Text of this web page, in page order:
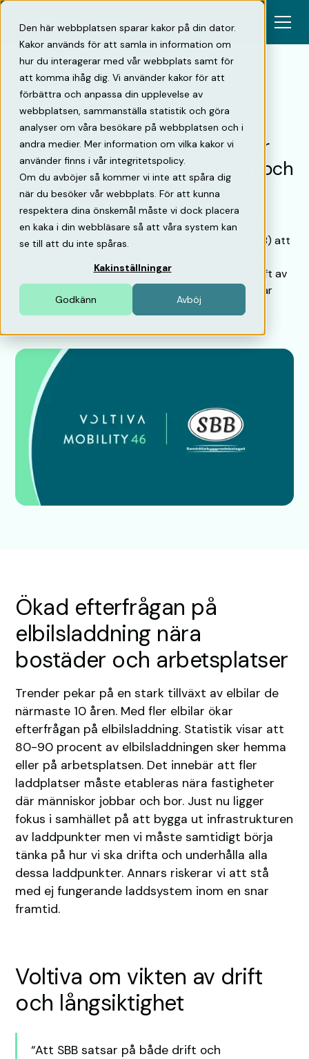
Den här webbplatsen sparar kakor på din dator.
Kakor används för att samla in information om
hur du interagerar med vår webbplats samt för
att komma ihåg dig. Vi använder kakor för att
förbättra och anpassa din upplevelse av
webbplatsen, sammanställa statistik och göra
analyser om våra besökare på webbplatsen och i
andra medier. Mer information om vilka kakor vi
använder finns i vår integritetspolicy.
Om du avböjer så kommer vi inte att spåra dig
när du besöker vår webbplats. För att kunna
respektera dina önskemål måste vi dock placera
en kaka i din webbläsare så att våra system kan
se till att du inte spåras.
Kakinställningar
Godkänn Avböj
Tillbaka
Voltiva och Mobility46 tecknar
avtal med SBB för installation och
drift av 40 000 laddpunkter
Som en del av sin hållbarhetsvision 2030 planerar
Samhällsbyggnadsbolaget i Norden AB (publ) (SBB) att
närmsta åren. Som partner för installation och drift av
elbilsladdning samt digital parkeringsförvaltning har
SBB tecknat ett avtal med Voltiva och Mobility46.
Ökad efterfrågan på
elbilsladdning nära
bostäder och arbetsplatser
Trender pekar på en stark tillväxt av elbilar de
närmaste 10 åren. Med fler elbilar ökar
efterfrågan på elbilsladdning. Statistik visar att
80-90 procent av elbilsladdningen sker hemma
eller på arbetsplatsen. Det innebär att fler
laddplatser måste etableras nära fastigheter
där människor jobbar och bor. Just nu ligger
fokus i samhället på att bygga ut infrastrukturen
av laddpunkter men vi måste samtidigt börja
tänka på hur vi ska drifta och underhålla alla
dessa laddpunkter. Annars riskerar vi att stå
med ej fungerande laddsystem inom en snar
framtid.
Voltiva om vikten av drift
och långsiktighet
“Att SBB satsar på både drift och